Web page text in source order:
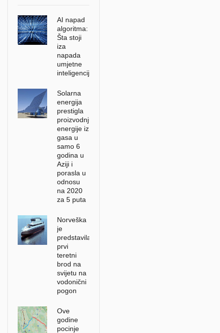
AI napad
algoritma:
Šta stoji
iza
napada
umjetne
inteligencije?
Solarna
energija
prestigla
proizvodnju
energije iz
gasa u
samo 6
godina u
Aziji i
porasla u
odnosu
na 2020
za 5 puta
Norveška
je
predstavila
prvi
teretni
brod na
svijetu na
vodonični
pogon
Ove
godine
pocinje